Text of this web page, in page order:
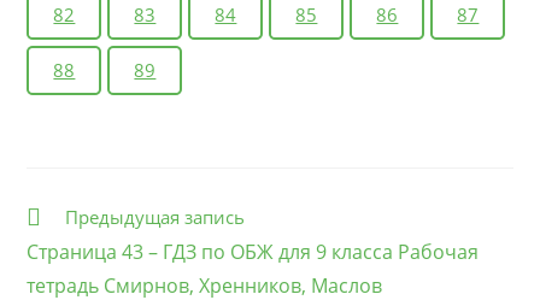
82 83 84 85 86 87
88 89
Еще
Предыдущая запись
Страница 43 – ГДЗ по ОБЖ для 9 класса Рабочая
тетрадь Смирнов, Хренников, Маслов